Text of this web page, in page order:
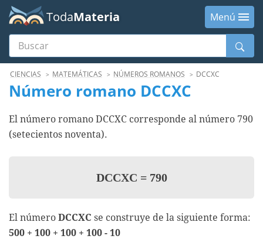
TodaMateria
Menú
Buscar
MenúCIENCIAS MATEMÁTICAS NÚMEROS ROMANOS DCCXC
Número romano DCCXC
El número romano DCCXC corresponde al número 790
(setecientos noventa).
DCCXC =790
El número DCCXC se construye de la siguiente forma:
500 + 100 + 100 + 100 - 10